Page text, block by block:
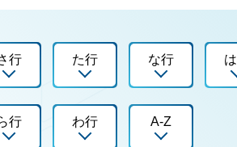
行 た行 な行
行 わ行 A-Z